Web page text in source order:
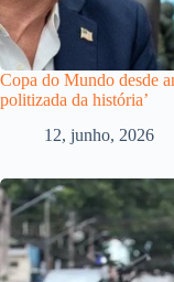
Copa do Mundo desde
politizada da história’
12, junho, 2026